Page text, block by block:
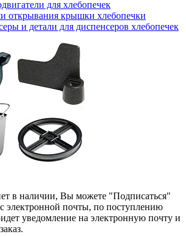
для хлебопечек
открывания крышки хлебопечки
и детали для диспенсеров хлебопечек
в наличии, Вы можете "Подписаться"
электронной почты, по поступлению
уведомление на электронную почту и